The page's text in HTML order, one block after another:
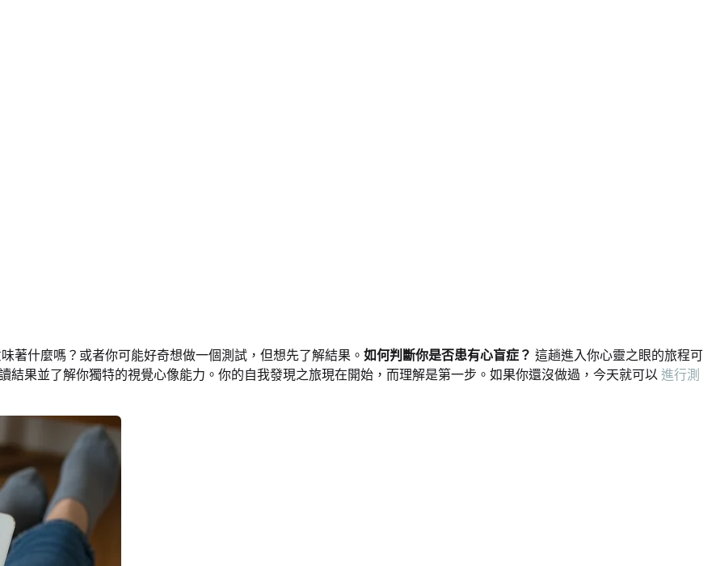
著什麼嗎？或者你可能好奇想做一個測試，但想先了解結果。 如何判斷你是否患有心盲症？ 這趟進入你心靈之眼的旅程可
結果並了解你獨特的視覺心像能力。你的自我發現之旅現在開始，而理解是第一步。如果你還沒做過，今天就可以 進行測